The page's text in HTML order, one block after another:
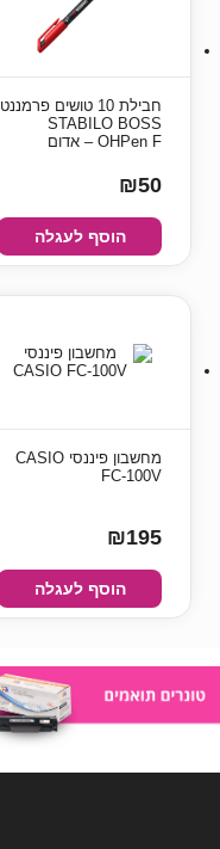
חבילת 10 טושים פרמננט
STABILO BOSS
OHPen F – אדום
₪50
הוסף לעגלה
‏מחשבון פיננסי CASIO
FC-100V
₪195
הוסף לעגלה